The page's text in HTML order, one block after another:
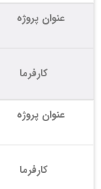
عنوان پروژه
کارفرما
عنوان پروژه
کارفرما